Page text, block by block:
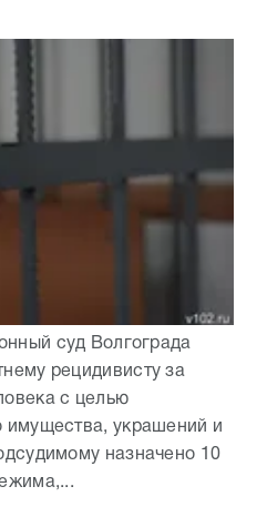
суд Волгограда
рецидивисту за
с целью
имущества, украшений и
назначено 10